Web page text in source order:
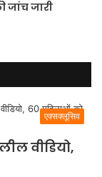
जांच जारी
एक्सक्लूसिव
वीडियो,